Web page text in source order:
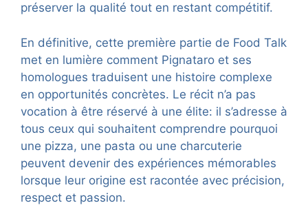
préserver la qualité tout en restant compétitif.
En définitive, cette première partie de Food Talk
met en lumière comment Pignataro et ses
homologues traduisent une histoire complexe
en opportunités concrètes. Le récit n’a pas
vocation à être réservé à une élite: il s’adresse à
tous ceux qui souhaitent comprendre pourquoi
une pizza, une pasta ou une charcuterie
peuvent devenir des expériences mémorables
lorsque leur origine est racontée avec précision,
respect et passion.